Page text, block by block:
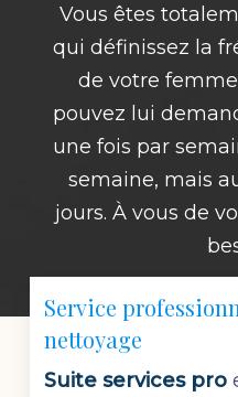
Vous êtes
qui définissez la
de votre
pouvez lui
une fois par
semaine, mais
jours. À vous de
Service
nettoyage
Suite services pro